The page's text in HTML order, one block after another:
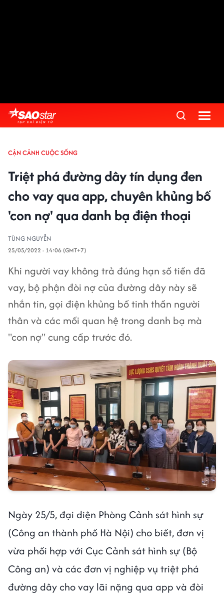
CẬN CẢNH CUỘC SỐNG
Triệt phá đường dây tín dụng đen
cho vay qua app, chuyên khủng bố
'con nợ' qua danh bạ điện thoại
TÙNG NGUYỄN
25/05/2022 - 14:06 (GMT+7)
Khi người vay không trả đúng hạn số tiền đã
vay, bộ phận đòi nợ của đường dây này sẽ
nhắn tin, gọi điện khủng bố tinh thần người
thân và các mối quan hệ trong danh bạ mà
"con nợ" cung cấp trước đó.
Ngày 25/5, đại diện Phòng Cảnh sát hình sự
(Công an thành phố Hà Nội) cho biết, đơn vị
vừa phối hợp với Cục Cảnh sát hình sự (Bộ
Công an) và các đơn vị nghiệp vụ triệt phá
đường dây cho vay lãi nặng qua app và đòi